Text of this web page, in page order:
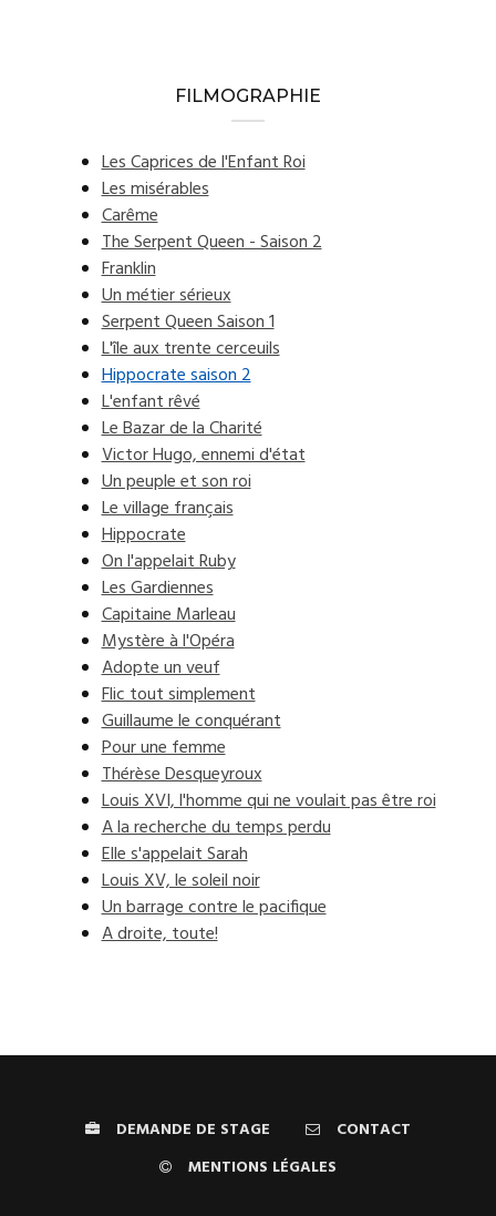
FILMOGRAPHIE
Les Caprices de l'Enfant Roi
Les misérables
Carême
The Serpent Queen - Saison 2
Franklin
Un métier sérieux
Serpent Queen Saison 1
L'île aux trente cerceuils
Hippocrate saison 2
L'enfant rêvé
Le Bazar de la Charité
Victor Hugo, ennemi d'état
Un peuple et son roi
Le village français
Hippocrate
On l'appelait Ruby
Les Gardiennes
Capitaine Marleau
Mystère à l'Opéra
Adopte un veuf
Flic tout simplement
Guillaume le conquérant
Pour une femme
Thérèse Desqueyroux
Louis XVI, l'homme qui ne voulait pas être roi
A la recherche du temps perdu
Elle s'appelait Sarah
Louis XV, le soleil noir
Un barrage contre le pacifique
A droite, toute!
DEMANDE DE STAGE
CONTACT
MENTIONS LÉGALES